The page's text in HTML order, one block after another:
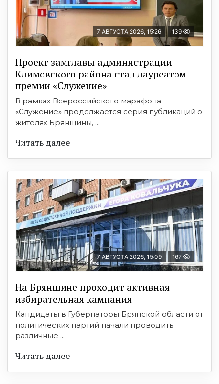
7 АВГУСТА 2026, 15:26 139
Проект замглавы администрации
Климовского района стал лауреатом
премии «Служение»
В рамках Всероссийского марафона
«Служение» продолжается серия публикаций о
жителях Брянщины, ...
Читать далее
7 АВГУСТА 2026, 15:09 167
На Брянщине проходит активная
избирательная кампания
Кандидаты в Губернаторы Брянской области от
политических партий начали проводить
различные ...
Читать далее